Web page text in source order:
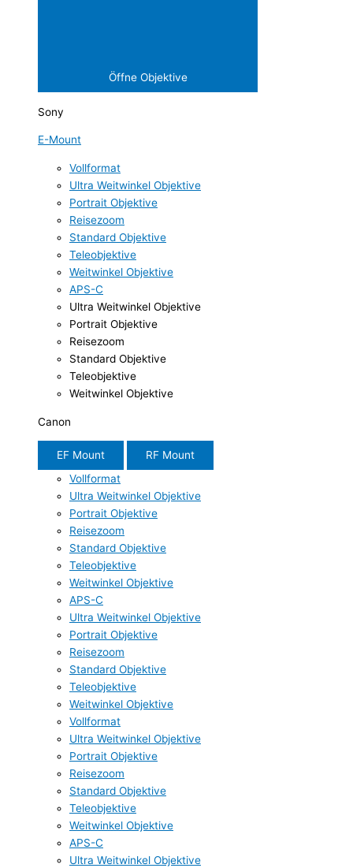
Öffne Objektive
Sony
E-Mount
Vollformat
Ultra Weitwinkel Objektive
Portrait Objektive
Reisezoom
Standard Objektive
Teleobjektive
Weitwinkel Objektive
APS-C
Ultra Weitwinkel Objektive
Portrait Objektive
Reisezoom
Standard Objektive
Teleobjektive
Weitwinkel Objektive
Canon
EF Mount
RF Mount
Vollformat
Ultra Weitwinkel Objektive
Portrait Objektive
Reisezoom
Standard Objektive
Teleobjektive
Weitwinkel Objektive
APS-C
Ultra Weitwinkel Objektive
Portrait Objektive
Reisezoom
Standard Objektive
Teleobjektive
Weitwinkel Objektive
Vollformat
Ultra Weitwinkel Objektive
Portrait Objektive
Reisezoom
Standard Objektive
Teleobjektive
Weitwinkel Objektive
APS-C
Ultra Weitwinkel Objektive